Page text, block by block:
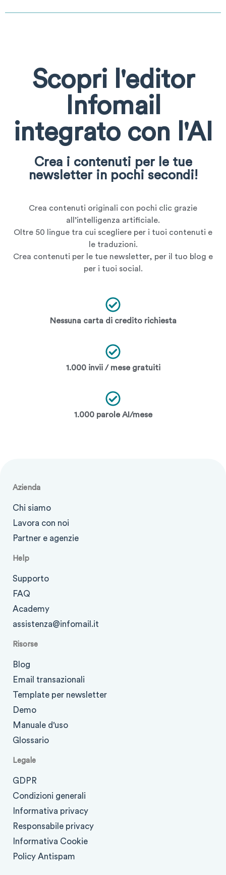
Scopri l'editor
Infomail
integrato con l'AI
Crea i contenuti per le tue
newsletter in pochi secondi!
Crea contenuti originali con pochi clic grazie
all’intelligenza artificiale.
Oltre 50 lingue tra cui scegliere per i tuoi contenuti e
le traduzioni.
Crea contenuti per le tue newsletter, per il tuo blog e
per i tuoi social.
Nessuna carta di credito richiesta
1.000 invii / mese gratuiti
1.000 parole AI/mese
Azienda
Chi siamo
Lavora con noi
Partner e agenzie
Help
Supporto
FAQ
Academy
assistenza@infomail.it
Risorse
Blog
Email transazionali
Template per newsletter
Demo
Manuale d'uso
Glossario
Legale
GDPR
Condizioni generali
Informativa privacy
Responsabile privacy
Informativa Cookie
Policy Antispam